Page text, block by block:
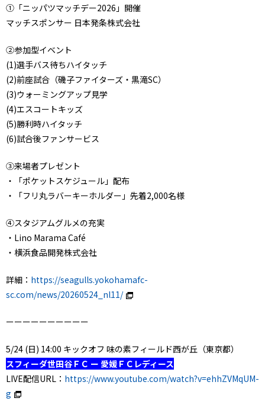
①「ニッパツマッチデー2026」開催
マッチスポンサー 日本発条株式会社
②参加型イベント
(1)選手バス待ちハイタッチ
(2)前座試合（磯子ファイターズ・黒滝SC）
(3)ウォーミングアップ見学
(4)エスコートキッズ
(5)勝利時ハイタッチ
(6)試合後ファンサービス
③来場者プレゼント
・「ポケットスケジュール」配布
・「フリ丸ラバーキーホルダー」先着2,000名様
④スタジアムグルメの充実
・Lino Marama Café
・横浜食品開発株式会社
詳細： https://seagulls.yokohamafc-
sc.com/news/20260524_nl11/
ーーーーーーーーーー
5/24 (日) 14:00 キックオフ 味の素フィールド西が丘（東京都）
スフィーダ世田谷ＦＣ ー 愛媛ＦＣレディース
LIVE配信URL： https://www.youtube.com/watch?v=ehhZVMqUM-
g